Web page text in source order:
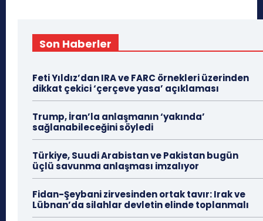
Son Haberler
Feti Yıldız’dan IRA ve FARC örnekleri üzerinden
dikkat çekici ‘çerçeve yasa’ açıklaması
Trump, İran’la anlaşmanın ‘yakında’
sağlanabileceğini söyledi
Türkiye, Suudi Arabistan ve Pakistan bugün
üçlü savunma anlaşması imzalıyor
Fidan-Şeybani zirvesinden ortak tavır: Irak ve
Lübnan’da silahlar devletin elinde toplanmalı